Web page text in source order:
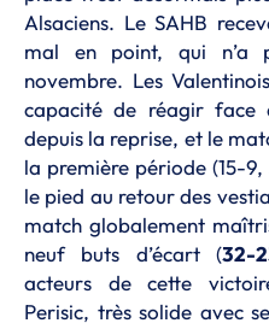
Alsaciens. Le SAHB
mal en point, qui n’a
novembre. Les
capacité de réagir face
depuis la reprise, et le
la première période (15-9,
le pied au retour des
match globalement
neuf buts d’écart (32-
acteurs de cette
Perisic, très solide avec